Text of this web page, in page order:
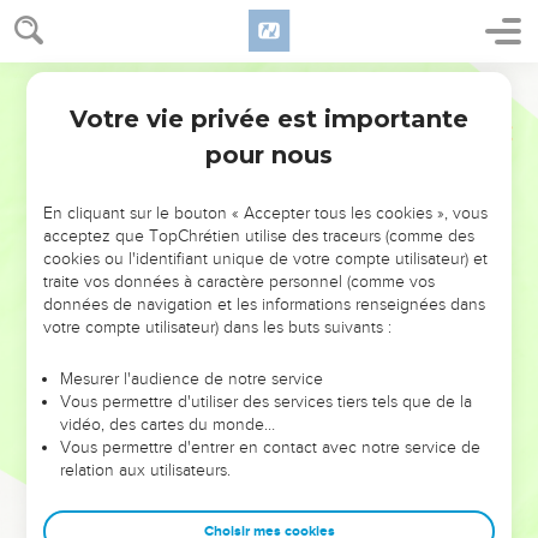
NE MANQUEZ PAS L’ÉVÉNEMENT
DE L’ANNÉE !
ET SI LEURS ERREURS POUVAIENT VOUS ÉVITER LES
VOTRES ?
leur foi ou leur vision. Mais on voit moins les doutes, les erreurs
et les saisons difficiles qu'ils ont traversés, alors même que ce
sont elles qui les ont façonnés.
Dans cette conférence, leaders, entrepreneurs, et responsables
clés pour avancer avec plus de sagesse afin que leurs erreurs
Votre vie privée est importante
pour nous
En cliquant sur le bouton « Accepter tous les cookies », vous
acceptez que TopChrétien utilise des traceurs (comme des
cookies ou l'identifiant unique de votre compte utilisateur) et
traite vos données à caractère personnel (comme vos
données de navigation et les informations renseignées dans
votre compte utilisateur) dans les buts suivants :
Mesurer l'audience de notre service
Vous permettre d'utiliser des services tiers tels que de la
vidéo, des cartes du monde…
Vous permettre d'entrer en contact avec notre service de
relation aux utilisateurs.
Choisir mes cookies